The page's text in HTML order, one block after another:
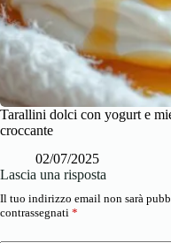
Tarallini dolci con yogurt e
croccante
02/07/2025
Lascia una risposta
Il tuo indirizzo email non sarà
contrassegnati *